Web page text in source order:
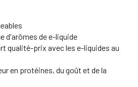
d'arômes de e-liquide
qualité-prix avec les e-liquides au
en protéines, du goût et de la